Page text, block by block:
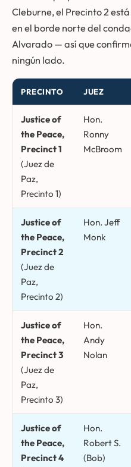
Cleburne, el Precinto 2
en el borde norte del
Alvarado — así que
ningún lado.
PRECINTO JUEZ
Justice of
the Peace,
Precinct 1
(Juez de
Paz,
Precinto 1)
Hon.
Ronny
McBroom
Justice of
the Peace,
Precinct 2
(Juez de
Paz,
Precinto 2)
Hon. Jeff
Monk
Justice of
the Peace,
Precinct 3
(Juez de
Paz,
Precinto 3)
Hon.
Andy
Nolan
Justice of
the Peace,
Precinct 4
Hon.
Robert S.
(Bob)